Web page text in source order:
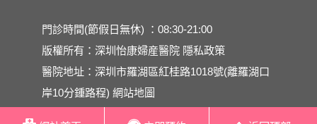
門診時間(節假日無休) ：08:30-21:00
版權所有：深圳怡康婦産醫院 隱私政策
醫院地址：深圳市羅湖區紅桂路1018號(離羅湖口
岸10分鍾路程)網站地圖